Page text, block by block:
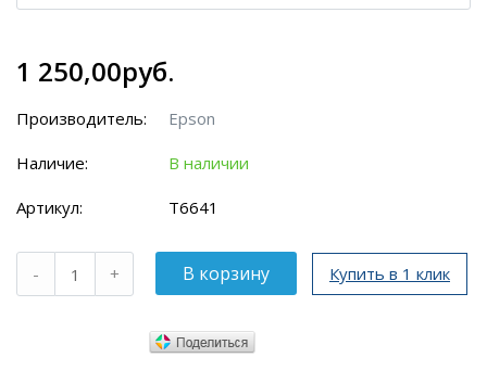
1 250,00руб.
Производитель: Epson
Наличие: В наличии
Артикул: T6641
Купить в 1 клик